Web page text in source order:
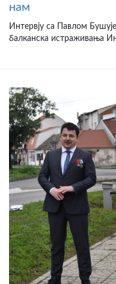
нам
Интервју са Павлом
балканска истраживања